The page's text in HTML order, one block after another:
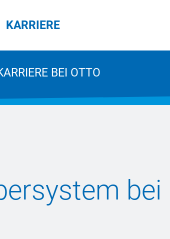
BEI OTTO
KARRIERE
bei